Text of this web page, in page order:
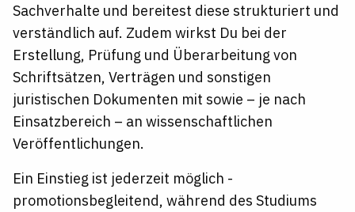
Sachverhalte und bereitest diese strukturiert und
verständlich auf. Zudem wirkst Du bei der
Erstellung, Prüfung und Überarbeitung von
Schriftsätzen, Verträgen und sonstigen
juristischen Dokumenten mit sowie – je nach
Einsatzbereich – an wissenschaftlichen
Veröffentlichungen.
Ein Einstieg ist jederzeit möglich -
promotionsbegleitend, während des Studiums